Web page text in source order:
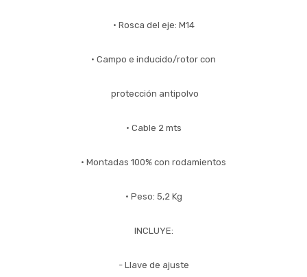
• Rosca del eje: M14
• Campo e inducido/rotor con
protección antipolvo
• Cable 2 mts
• Montadas 100% con rodamientos
• Peso: 5,2 Kg
INCLUYE:
- Llave de ajuste